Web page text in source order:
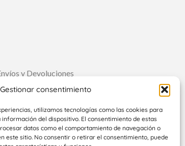
Gestionar consentimiento
utilizamos tecnologías como las cookies para
del dispositivo. El consentimiento de estas
datos como el comportamiento de navegación o
este sitio. No consentir o retirar el consentimiento, puede
y Devoluciones
Suscríbete